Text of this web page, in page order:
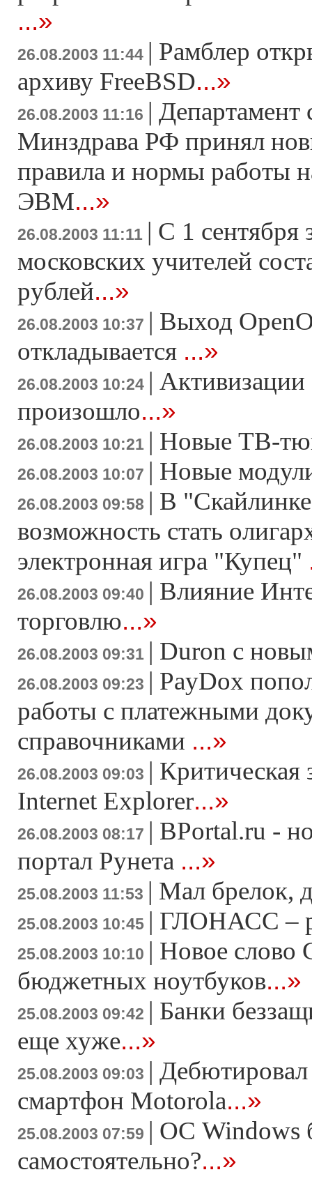
...»
26.08.2003 11:44 | Рамблер
архиву FreeBSD...»
26.08.2003 11:16 | Департамент
Минздрава РФ принял
правила и нормы работы
ЭВМ...»
26.08.2003 11:11 | С 1 сентября
московских учителей
рублей...»
26.08.2003 10:37 | Выход
откладывается ...»
26.08.2003 10:24 |
произошло...»
26.08.2003 10:21 | Новые ТВ-
26.08.2003 10:07 | Новые
26.08.2003 09:58 | В
возможность стать
электронная игра "Купец"
26.08.2003 09:40 | Влияние
торговлю...»
26.08.2003 09:31 | Duron с
26.08.2003 09:23 | PayDox
работы с платежными
справочниками ...»
26.08.2003 09:03 | Критическая
Internet Explorer...»
26.08.2003 08:17 | BPortal.ru -
портал Рунета ...»
25.08.2003 11:53 | Мал брелок,
25.08.2003 10:45 | ГЛОНАСС –
25.08.2003 10:10 | Новое слово
бюджетных ноутбуков...»
25.08.2003 09:42 | Банки
еще хуже...»
25.08.2003 09:03 |
смартфон Motorola...»
25.08.2003 07:59 | ОС Windows
самостоятельно?...»